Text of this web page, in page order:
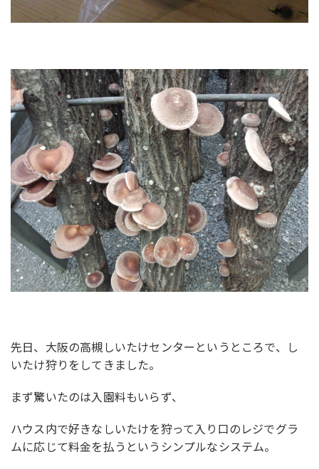
先日、大阪の高槻しいたけセンターというところで、し
いたけ狩りをしてきました。
まず驚いたのは入園料もいらず、
ハウス内で好きなしいたけを狩って入り口のレジでグラ
ムに応じて料金を払うというシンプルなシステム。